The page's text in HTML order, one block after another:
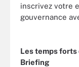
inscrivez votre
gouvernance
Les temps forts
Briefing